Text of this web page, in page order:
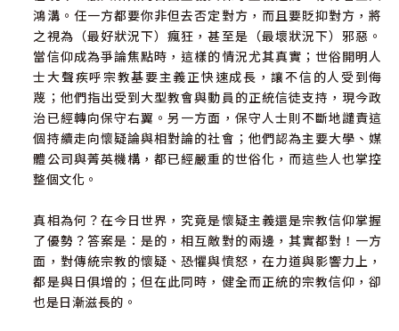
鴻溝。任一方都要你非但去否定對方，而且要貶抑對方，將
之視為（最好狀況下）瘋狂，甚至是（最壞狀況下）邪惡。
當信仰成為爭論焦點時，這樣的情況尤其真實；世俗開明人
士大聲疾呼宗教基要主義正快速成長，讓不信的人受到侮
蔑；他們指出受到大型教會與動員的正統信徒支持，現今政
治已經轉向保守右翼。另一方面，保守人士則不斷地譴責這
個持續走向懷疑論與相對論的社會；他們認為主要大學、媒
體公司與菁英機構，都已經嚴重的世俗化，而這些人也掌控
整個文化。
真相為何？在今日世界，究竟是懷疑主義還是宗教信仰掌握
了優勢？答案是：是的，相互敵對的兩邊，其實都對！一方
面，對傳統宗教的懷疑、恐懼與憤怒，在力道與影響力上，
都是與日俱增的；但在此同時，健全而正統的宗教信仰，卻
也是日漸滋長的。